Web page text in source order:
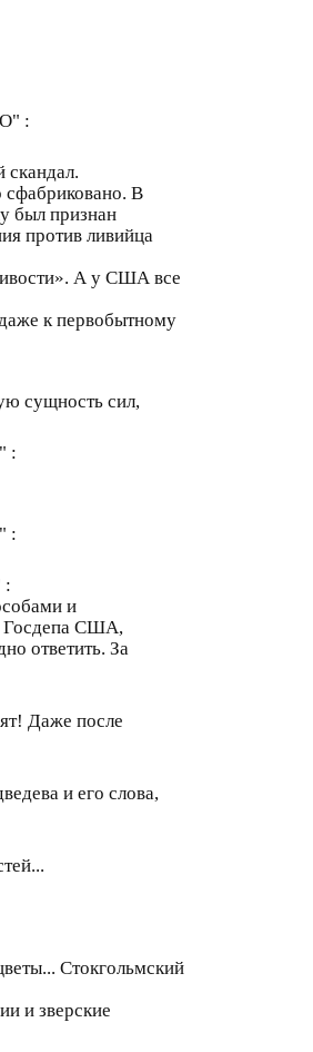
:
скандал.
В
был признан
против ливийца
А у США все
к первобытному
сущность сил,
:
:
:
и
Госдепа США,
ответить. За
Даже после
и его слова,
Стокгольмский
и зверские